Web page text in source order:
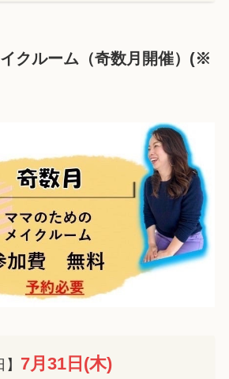
クルーム（奇数月開催） (※
7月31日(木)